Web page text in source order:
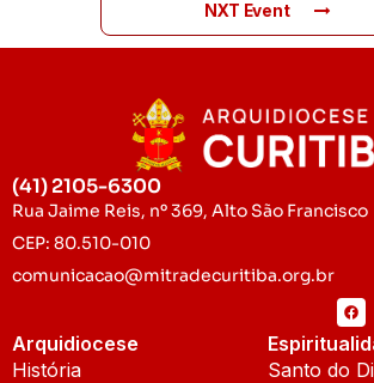
NXT Event
(41) 2105-6300
Rua Jaime Reis, nº 369, Alto São Francisco
CEP: 80.510-010
comunicacao@mitradecuritiba.org.br
Arquidiocese
História
Santo do